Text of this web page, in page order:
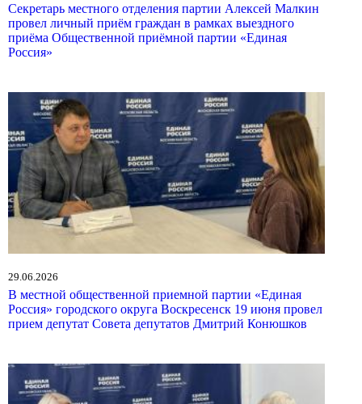
Секретарь местного отделения партии Алексей Малкин
провел личный приём граждан в рамках выездного
приёма Общественной приёмной партии «Единая
Россия»
29.06.2026
В местной общественной приемной партии «Единая
Россия» городского округа Воскресенск 19 июня провел
прием депутат Совета депутатов Дмитрий Конюшков